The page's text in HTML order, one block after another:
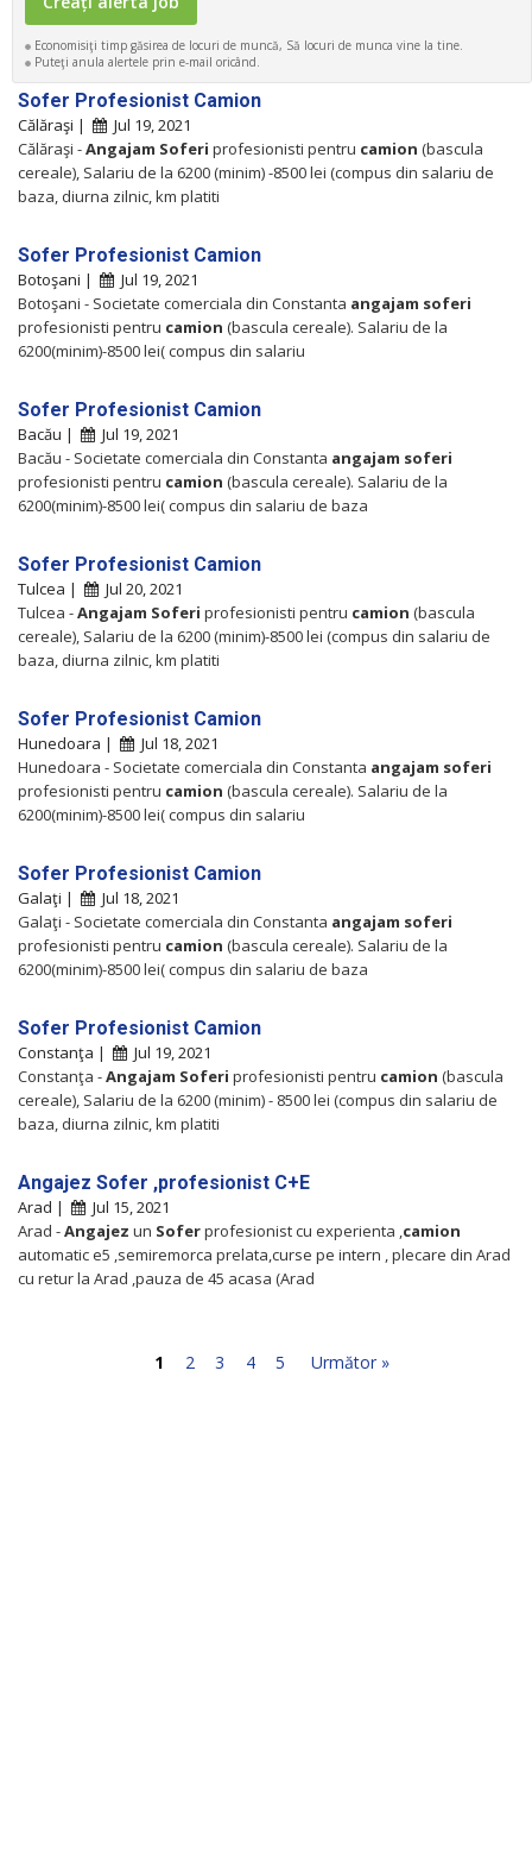
Economisiţi timp găsirea de locuri de muncă, Să locuri de munca vine la tine.
Puteţi anula alertele prin e-mail oricând.
Sofer Profesionist Camion
Călăraşi |
Jul 19, 2021
Călăraşi -Angajam Soferi profesionisti pentru camion (bascula
cereale), Salariu de la 6200 (minim) -8500 lei (compus din salariu de
baza, diurna zilnic, km platiti
Sofer Profesionist Camion
Botoşani |
Jul 19, 2021
Botoşani - Societate comerciala din Constanta angajam soferi
profesionisti pentru camion (bascula cereale). Salariu de la
6200(minim)-8500 lei( compus din salariu
Sofer Profesionist Camion
Bacău |
Jul 19, 2021
Bacău - Societate comerciala din Constanta angajam soferi
profesionisti pentru camion (bascula cereale). Salariu de la
6200(minim)-8500 lei( compus din salariu de baza
Sofer Profesionist Camion
Tulcea |
Jul 20, 2021
Tulcea -Angajam Soferi profesionisti pentru camion (bascula
cereale), Salariu de la 6200 (minim)-8500 lei (compus din salariu de
baza, diurna zilnic, km platiti
Sofer Profesionist Camion
Hunedoara |
Jul 18, 2021
Hunedoara - Societate comerciala din Constanta angajam soferi
profesionisti pentru camion (bascula cereale). Salariu de la
6200(minim)-8500 lei( compus din salariu
Sofer Profesionist Camion
Galaţi |
Jul 18, 2021
Galaţi - Societate comerciala din Constanta angajam soferi
profesionisti pentru camion (bascula cereale). Salariu de la
6200(minim)-8500 lei( compus din salariu de baza
Sofer Profesionist Camion
Constanţa |
Jul 19, 2021
Constanţa -Angajam Soferi profesionisti pentru camion (bascula
cereale), Salariu de la 6200 (minim) - 8500 lei (compus din salariu de
baza, diurna zilnic, km platiti
Angajez Sofer ,profesionist C+E
Arad |
Jul 15, 2021
Arad -Angajez un Soferprofesionist cu experienta , camion
automatic e5 ,semiremorca prelata,curse pe intern , plecare din Arad
cu retur la Arad ,pauza de 45 acasa (Arad
1 2 3 4 5 Următor »